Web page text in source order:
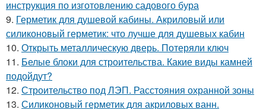
инструкция по изготовлению садового бура
9. Герметик для душевой кабины. Акриловый или
силиконовый герметик: что лучше для душевых кабин
10. Открыть металлическую дверь. Потеряли ключ
11. Белые блоки для строительства. Какие виды камней
подойдут?
12. Строительство под ЛЭП. Расстояния охранной зоны
13. Силиконовый герметик для акриловых ванн.